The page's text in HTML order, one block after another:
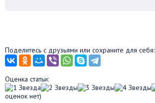
Поделитесь с друзьями или сохраните для себя:
Оценка статьи:
оценок нет)